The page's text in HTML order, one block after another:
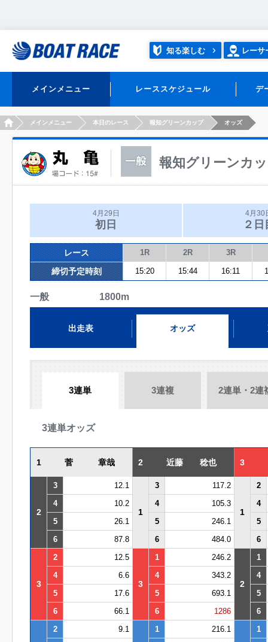
知る楽しむ レーサ
メインメニュー レーススケジュール デ
HOMEメインメニュー 本日のレース 報知グリーンカップ オッズ
報知グリーンカ
4月29日
初日
4月30
２日
レース 1R 2R 3R
締切予定時刻 15:20 15:44 16:11
一般 1800m
出走表 オッズ
3連単 3連複 2連単・2連
3連単オッズ
1 菅 章哉 2 近藤 稔也 3
2
3 12.1
1
3 117.2
1
2
4
10.2 4 105.3
4
5
26.1 5 246.1
5
6
87.8 6 484.0 6
3
2 12.5
3
1 246.2
2
1
4
6.6 4 343.2
4
5
17.6 5 693.1
5
6
66.1 6 1286 6
2 9.1 1 216.1
1